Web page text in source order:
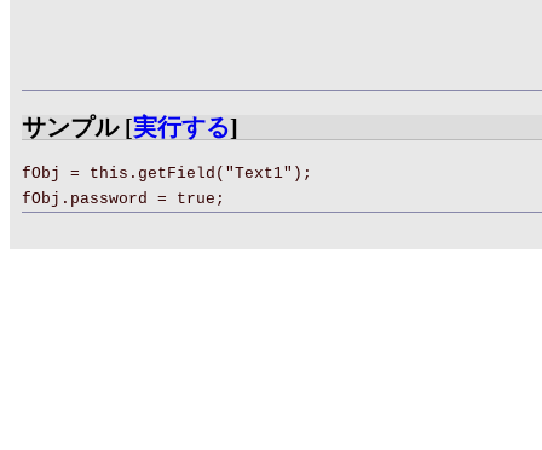
サンプル [実行する]
fObj = this.getField("Text1");
fObj.password = true;